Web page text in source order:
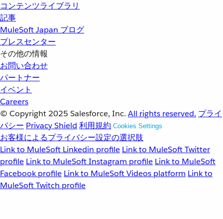
コンテンツライブラリ
記事
MuleSoft Japan ブログ
プレスセンター
その他の情報
お問い合わせ
パートナー
イベント
Careers
© Copyright 2025 Salesforce, Inc. All rights reserved. プライ
バシー Privacy Shield 利用規約 Cookies Settings
お客様によるプライバシー設定の選択肢
Link to MuleSoft Linkedin profile Link to MuleSoft Twitter
profile Link to MuleSoft Instagram profile Link to MuleSoft
Facebook profile Link to MuleSoft Videos platform Link to
MuleSoft Twitch profile